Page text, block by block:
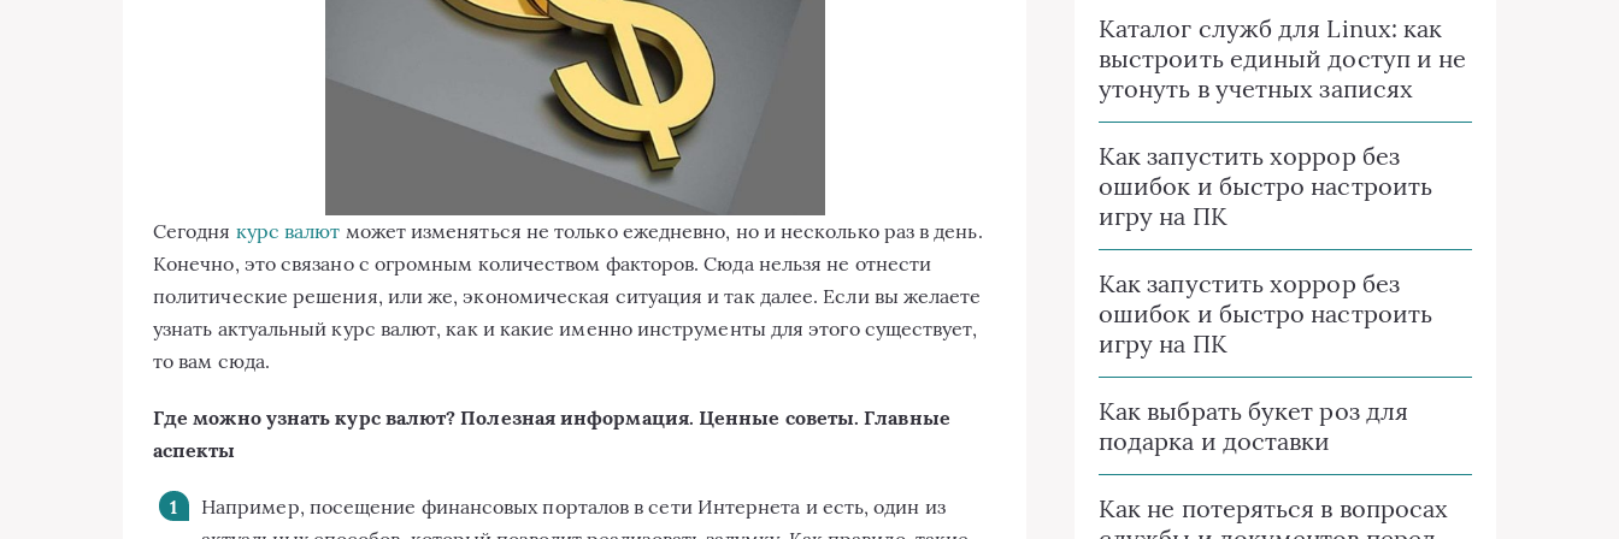
Сегодня курс валют может изменяться не только ежедневно, но и несколько раз в день.
Конечно, это связано с огромным количеством факторов. Сюда нельзя не отнести
политические решения, или же, экономическая ситуация и так далее. Если вы желаете
узнать актуальный курс валют, как и какие именно инструменты для этого существует,
то вам сюда.
Где можно узнать курс валют? Полезная информация. Ценные советы. Главные
аспекты
Например, посещение финансовых порталов в сети Интернета и есть, один из
Каталог служб для Linux: как
выстроить единый доступ и не
утонуть в учетных записях
Как запустить хоррор без
ошибок и быстро настроить
игру на ПК
Как запустить хоррор без
ошибок и быстро настроить
игру на ПК
Как выбрать букет роз для
подарка и доставки
Как не потеряться в вопросах